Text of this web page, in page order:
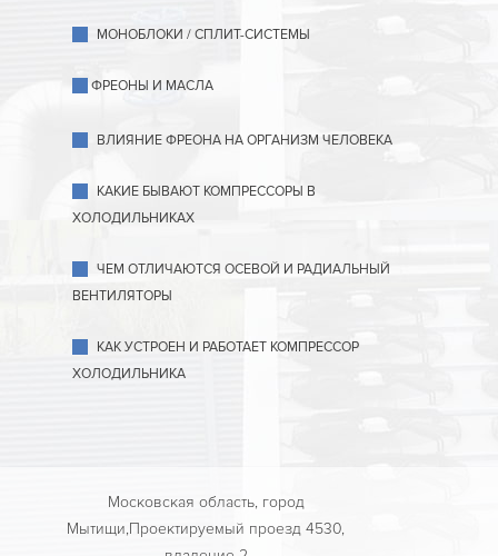
МОНОБЛОКИ / СПЛИТ-СИСТЕМЫ
ФРЕОНЫ И МАСЛА
ВЛИЯНИЕ ФРЕОНА НА ОРГАНИЗМ ЧЕЛОВЕКА
КАКИЕ БЫВАЮТ КОМПРЕССОРЫ В
ХОЛОДИЛЬНИКАХ
ЧЕМ ОТЛИЧАЮТСЯ ОСЕВОЙ И РАДИАЛЬНЫЙ
ВЕНТИЛЯТОРЫ
КАК УСТРОЕН И РАБОТАЕТ КОМПРЕССОР
ХОЛОДИЛЬНИКА
Московская область, город
Мытищи,Проектируемый проезд 4530,